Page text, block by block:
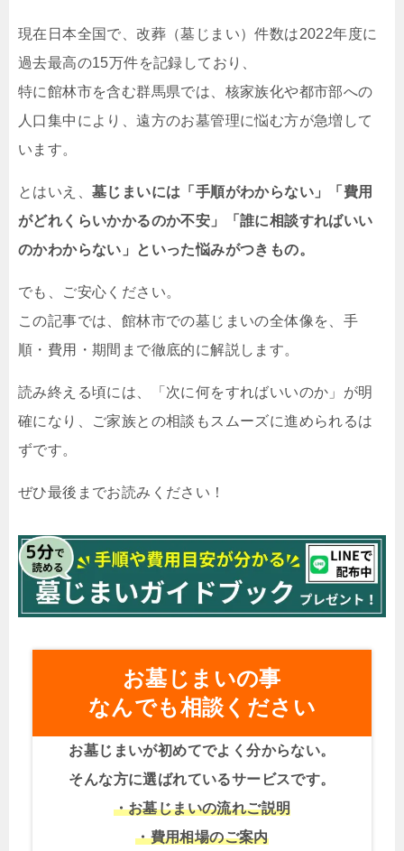
現在日本全国で、改葬（墓じまい）件数は2022年度に
過去最高の15万件を記録しており、
特に館林市を含む群馬県では、核家族化や都市部への
人口集中により、遠方のお墓管理に悩む方が急増して
います。
とはいえ、 墓じまいには「手順がわからない」「費用
がどれくらいかかるのか不安」「誰に相談すればいい
のかわからない」といった悩みがつきもの。
でも、ご安心ください。
この記事では、館林市での墓じまいの全体像を、手
順・費用・期間まで徹底的に解説します。
読み終える頃には、「次に何をすればいいのか」が明
確になり、ご家族との相談もスムーズに進められるは
ずです。
ぜひ最後までお読みください！
お墓じまいの事
なんでも相談ください
お墓じまいが初めてでよく分からない。
そんな方に選ばれているサービスです。
・お墓じまいの流れご説明
・費用相場のご案内